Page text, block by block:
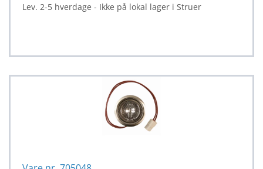
Lev. 2-5 hverdage - Ikke på lokal lager i Struer